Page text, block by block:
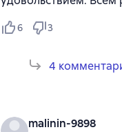
6 3
4
malinin-9898